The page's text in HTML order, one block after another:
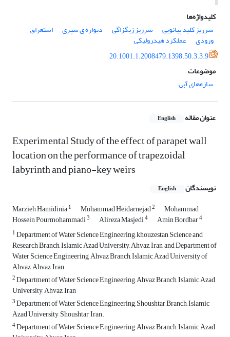
کلیدواژه‌ها
سرریز کلید پیانویی
سرریز زیگزاگی دیواره ی سپری استغراق
ورودی
عملکرد هیدرولیکی
20.1001.1.2008479.1398.50.3.3.9
موضوعات
سازه‌های آبی
عنوان مقاله English
Experimental Study of the effect of parapet wall
location on the performance of trapezoidal
labyrinth and piano-key weirs
نویسندگان English
Marzieh Hamidinia1 Mohammad Heidarnejad2 Mohammad
Hossein Pourmohammadi3 Alireza Masjedi4 Amin Bordbar4
1Department of Water Science Engineering, khouzestan Science and
Research Branch, Islamic Azad University, Ahvaz, Iran, and Department of
Water Science Engineering, Ahvaz Branch, Islamic Azad University of
Ahvaz, Ahvaz, Iran
2Department of Water Science Engineering, Ahvaz Branch, Islamic Azad
University, Ahvaz, Iran
3Department of Water Science Engineering, Shoushtar Branch, Islamic
Azad University, Shoushtar, Iran.
4Department of Water Science Engineering, Ahvaz Branch, Islamic Azad